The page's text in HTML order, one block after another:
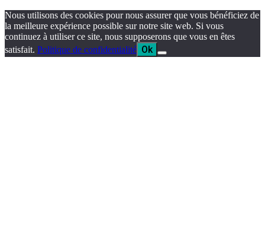
Nous utilisons des cookies pour nous assurer que vous bénéficiez de
la meilleure expérience possible sur notre site web. Si vous
continuez à utiliser ce site, nous supposerons que vous en êtes
satisfait. Politique de confidentialité Ok